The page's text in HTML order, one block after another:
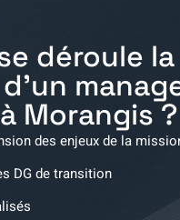
déroule la
Morangis?
des enjeux de la
DG de transition